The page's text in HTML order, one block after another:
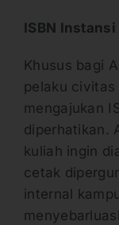
ISBN
Khusus bagi
pelaku
mengajukan
diperhatikan.
kuliah ingin
cetak
internal